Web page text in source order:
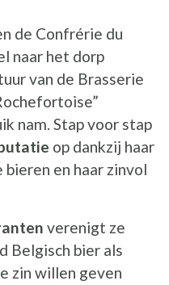
de Confrérie du
naar het dorp
van de Brasserie
nam. Stap voor stap
op dankzij haar
en haar zinvol
verenigt ze
Belgisch bier als
zin willen geven